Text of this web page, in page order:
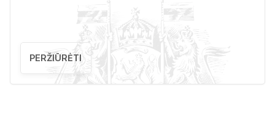
PERŽIŪRĖTI